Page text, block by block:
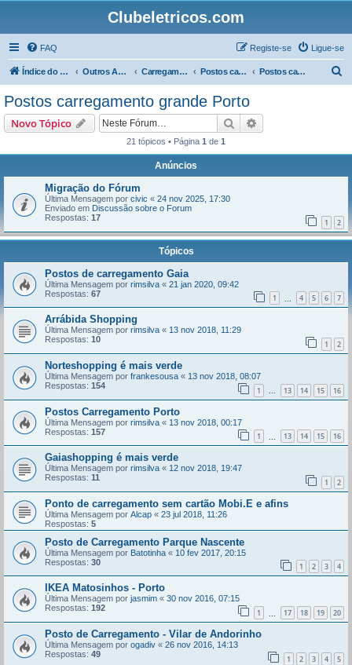
Clubeletricos.com
FAQ Ligue-se
Registe-se
Índice do Fórum Outros Assuntos Carregamento Postos carregamento Norte Postos carregamento grande Porto
Postos carregamento grande Porto
Novo Tópico Pesquisar
21 tópicos • Página 1 de 1
Anúncios
Migração do Fórum
Última Mensagem por civic « 24 nov 2025, 17:30
Enviado em Discussão sobre o Forum
Respostas: 17 1 2
Tópicos
Postos de carregamento Gaia
Última Mensagem por rimsilva « 21 jan 2020, 09:42
Respostas: 67 1 4 5 6 7
Arrábida Shopping
Última Mensagem por rimsilva « 13 nov 2018, 11:29
Respostas: 10 1 2
Norteshopping é mais verde
Última Mensagem por frankesousa « 13 nov 2018, 08:07
Respostas: 154 1 ... 13 14 15 16
Postos Carregamento Porto
Última Mensagem por rimsilva « 13 nov 2018, 00:17
Respostas: 157 1 13 14 15 16
Gaiashopping é mais verde
Última Mensagem por rimsilva « 12 nov 2018, 19:47
Respostas: 11 1 2
Ponto de carregamento sem cartão Mobi.E e afins
Última Mensagem por Alcap « 23 jul 2018, 11:26
Respostas: 5
Posto de Carregamento Parque Nascente
Última Mensagem por Batotinha « 10 fev 2017, 20:15
Respostas: 30 1 2 3 4
IKEA Matosinhos - Porto
Última Mensagem por jasmim « 30 nov 2016, 07:15
Respostas: 192 1 17 18 19 20
Posto de Carregamento - Vilar de Andorinho
Última Mensagem por ogadiv « 26 nov 2016, 14:13
Respostas: 49 1 2 3 4 5